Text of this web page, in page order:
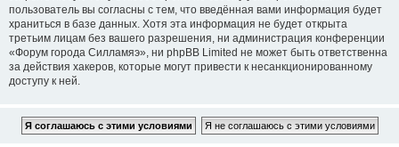
пользователь вы согласны с тем, что введённая вами информация будет
храниться в базе данных. Хотя эта информация не будет открыта
третьим лицам без вашего разрешения, ни администрация конференции
«Форум города Силламяэ», ни phpBB Limited не может быть ответственна
за действия хакеров, которые могут привести к несанкционированному
доступу к ней.